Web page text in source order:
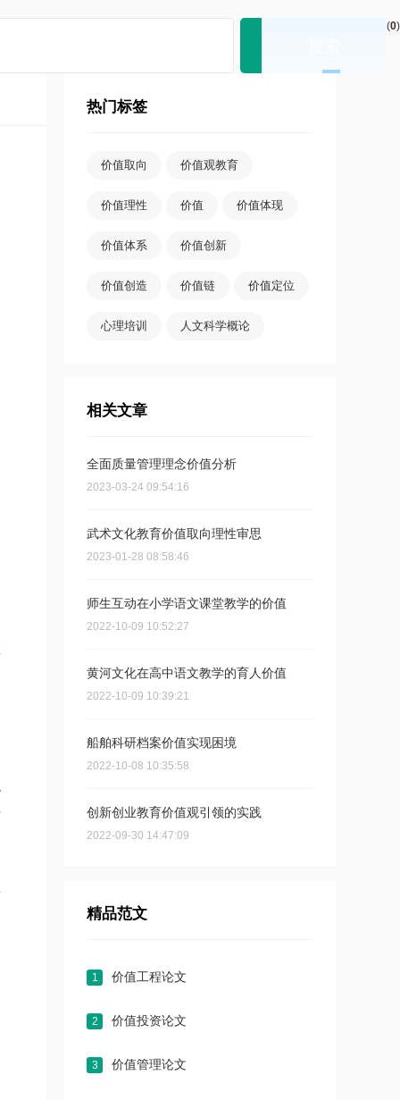
(0)
热门标签
价值取向 价值观教育
价值理性 价值 价值体现
价值体系 价值创新
价值创造 价值链 价值定位
心理培训 人文科学概论
相关文章
全面质量管理理念价值分析
2023-03-24 09:54:16
武术文化教育价值取向理性审思
2023-01-28 08:58:46
师生互动在小学语文课堂教学的价值
2022-10-09 10:52:27
黄河文化在高中语文教学的育人价值
2022-10-09 10:39:21
船舶科研档案价值实现困境
2022-10-08 10:35:58
创新创业教育价值观引领的实践
2022-09-30 14:47:09
精品范文
1 价值工程论文
2 价值投资论文
3 价值管理论文